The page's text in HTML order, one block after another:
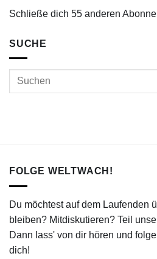
Schließe dich 55 anderen
SUCHE
FOLGE WELTWACH!
Du möchtest auf dem Laufenden
bleiben? Mitdiskutieren? Teil
Dann lass' von dir hören und
dich!